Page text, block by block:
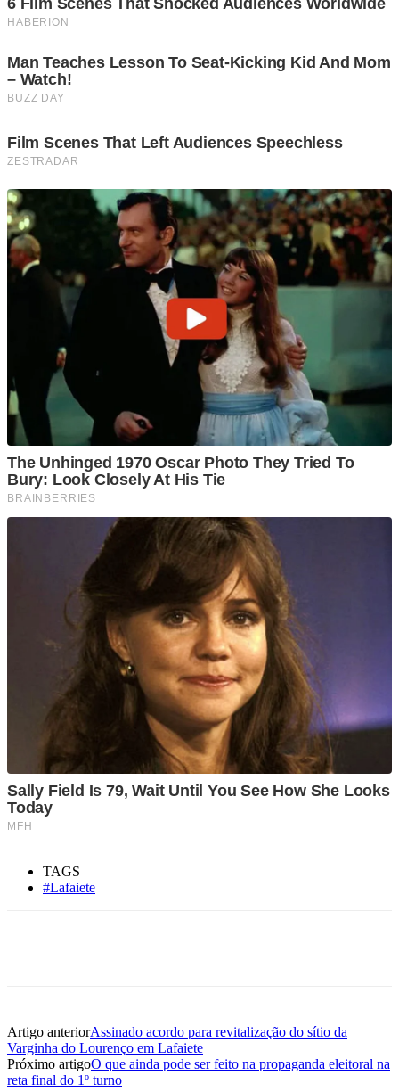
TAGS
#Lafaiete
Artigo anteriorAssinado acordo para revitalização do sítio da
Varginha do Lourenço em Lafaiete
Próximo artigoO que ainda pode ser feito na propaganda eleitoral na
reta final do 1º turno